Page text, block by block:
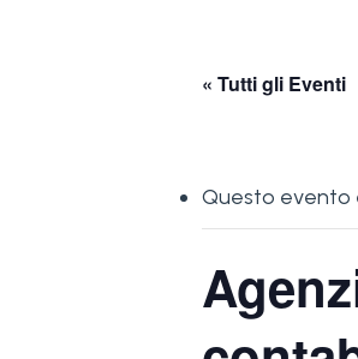
« Tutti gli Eventi
Questo evento